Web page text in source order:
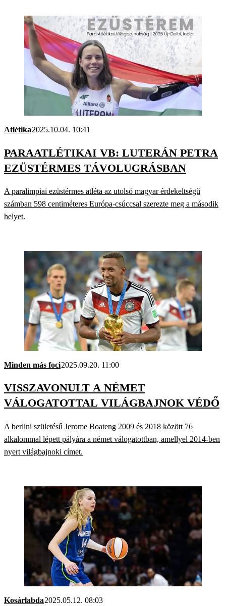
Atlétika2025.10.04. 10:41
PARAATLÉTIKAI VB: LUTERÁN PETRA
EZÜSTÉRMES TÁVOLUGRÁSBAN
A paralimpiai ezüstérmes atléta az utolsó magyar érdekeltségű
számban 598 centiméteres Európa-csúccsal szerezte meg a második
helyet.
Minden más foci2025.09.20. 11:00
VISSZAVONULT A NÉMET
VÁLOGATOTTAL VILÁGBAJNOK VÉDŐ
A berlini születésű Jerome Boateng 2009 és 2018 között 76
alkalommal lépett pályára a német válogatottban, amellyel 2014-ben
nyert világbajnoki címet.
Kosárlabda2025.05.12. 08:03